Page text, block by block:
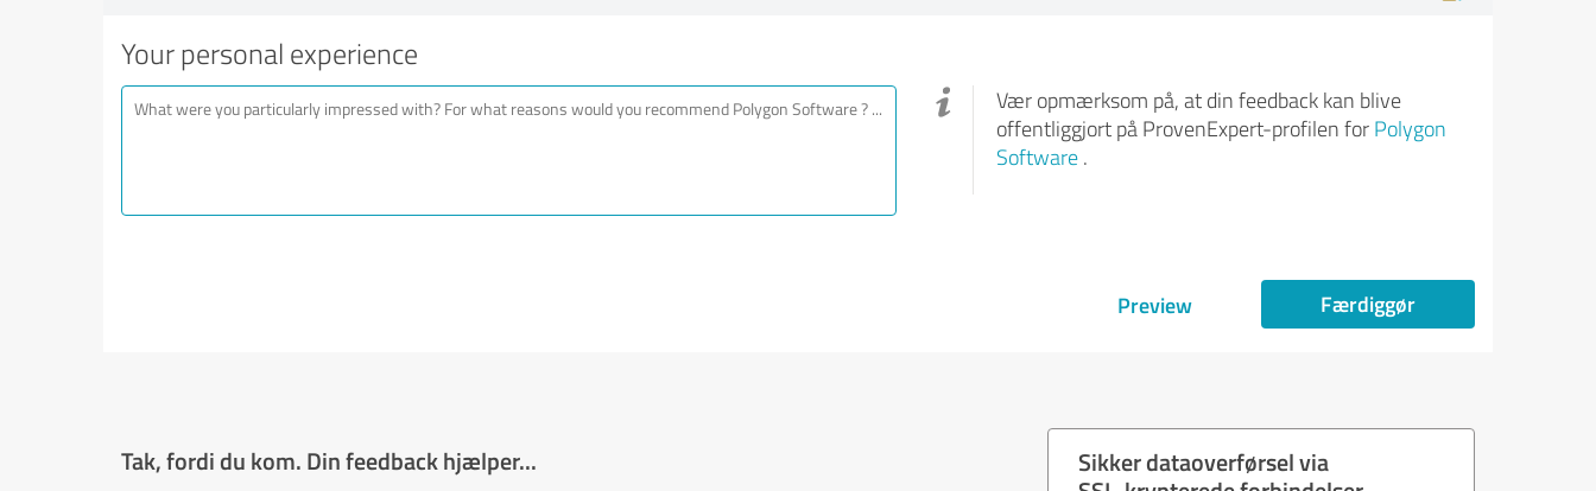
Your personal experience
Vær opmærksom på, at din feedback kan blive
offentliggjort på ProvenExpert-profilen for Polygon
Software.
Preview Færdiggør
Tak, fordi du kom. Din feedback hjælper...
Sikker dataoverførsel via